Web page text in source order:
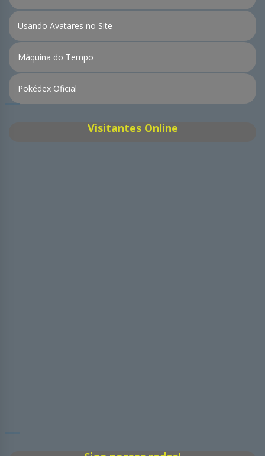
Usando Avatares no Site
Máquina do Tempo
Pokédex Oficial
Visitantes Online